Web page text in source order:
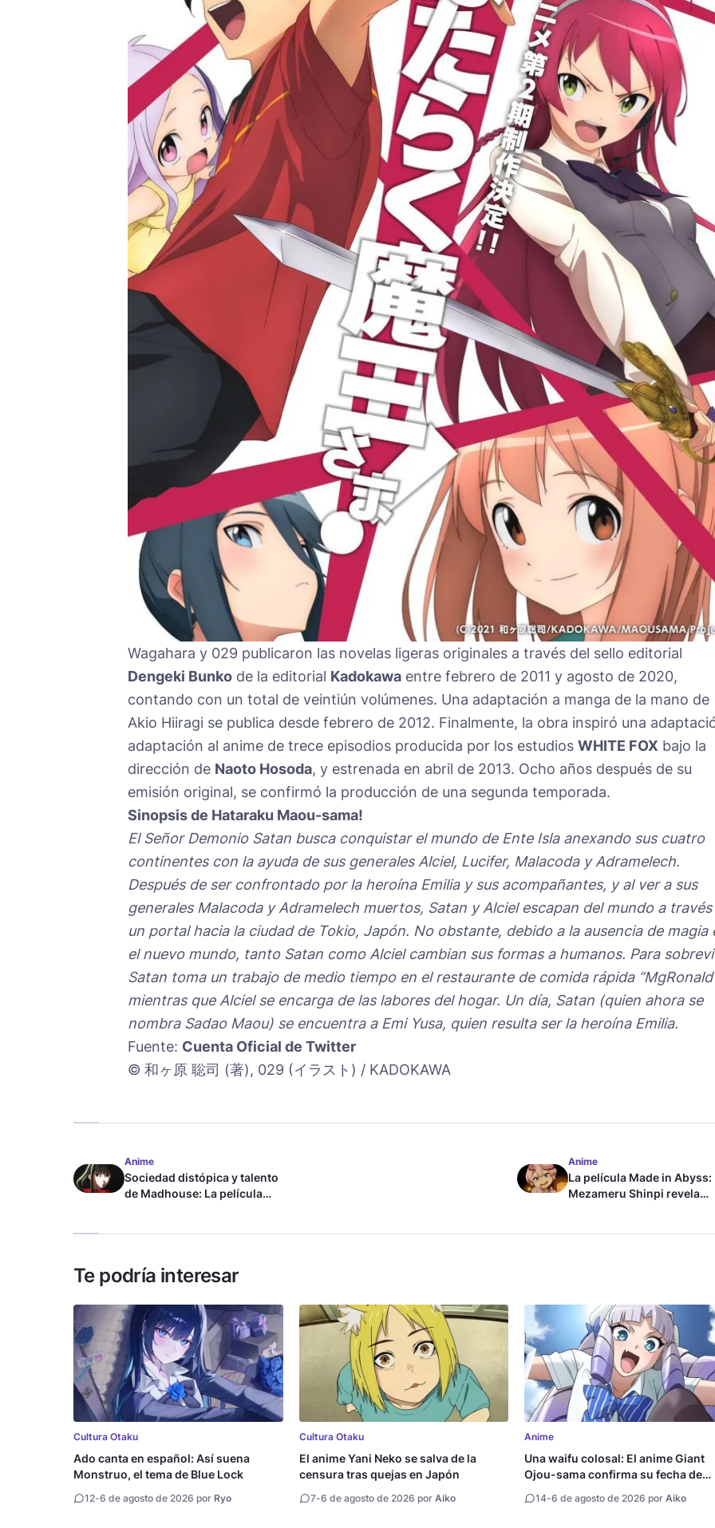
Wagahara y 029 publicaron las novelas ligeras originales a través del sello editorial
Dengeki Bunko de la editorial Kadokawa entre febrero de 2011 y agosto de 2020,
contando con un total de veintiún volúmenes. Una adaptación a manga de la mano de
Akio Hiiragi se publica desde febrero de 2012. Finalmente, la obra inspiró una
adaptación al anime de trece episodios producida por los estudios WHITE FOX bajo la
dirección de Naoto Hosoda, y estrenada en abril de 2013. Ocho años después de su
emisión original, se confirmó la producción de una segunda temporada.
Sinopsis de Hataraku Maou-sama!
El Señor Demonio Satan busca conquistar el mundo de Ente Isla anexando sus cuatro
continentes con la ayuda de sus generales Alciel, Lucifer, Malacoda y Adramelech.
Después de ser confrontado por la heroína Emilia y sus acompañantes, y al ver a sus
generales Malacoda y Adramelech muertos, Satan y Alciel escapan del mundo a través
un portal hacia la ciudad de Tokio, Japón. No obstante, debido a la ausencia de magia
el nuevo mundo, tanto Satan como Alciel cambian sus formas a humanos. Para
Satan toma un trabajo de medio tiempo en el restaurante de comida rápida
mientras que Alciel se encarga de las labores del hogar. Un día, Satan (quien ahora se
nombra Sadao Maou) se encuentra a Emi Yusa, quien resulta ser la heroína Emilia.
Fuente: Cuenta Oficial de Twitter
© 和ヶ原 聡司 (著), 029 (イラスト) / KADOKAWA
Anime
Sociedad distópica y talento
de Madhouse: La película
Anime
La película Made in Abyss:
Mezameru Shinpi revela
Te podría interesar
Cultura Otaku
Ado canta en español: Así suena
Monstruo, el tema de Blue Lock
12-6 de agosto de 2026 por Ryo
Cultura Otaku
El anime Yani Neko se salva de la
censura tras quejas en Japón
7-6 de agosto de 2026 por Aiko
Anime
Una waifu colosal: El anime Giant
Ojou-sama confirma su fecha de
14-6 de agosto de 2026 porAiko